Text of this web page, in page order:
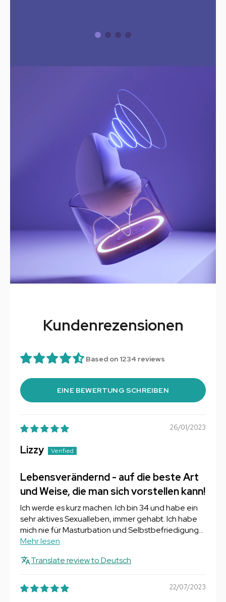
Kundenrezensionen
Based on 1234 reviews
EINE BEWERTUNG SCHREIBEN
26/01/2023
Lizzy
Lebensverändernd - auf die beste Art
und Weise, die man sich vorstellen kann!
Ich werde es kurz machen. Ich bin 34 und habe ein
sehr aktives Sexualleben, immer gehabt. Ich habe
mich nie für Masturbation und Selbstbefriedigung...
Mehr lesen
Translate review to Deutsch
22/07/2023